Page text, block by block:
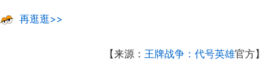
再逛逛>>
【来源： 王牌战争：代号英雄官方】